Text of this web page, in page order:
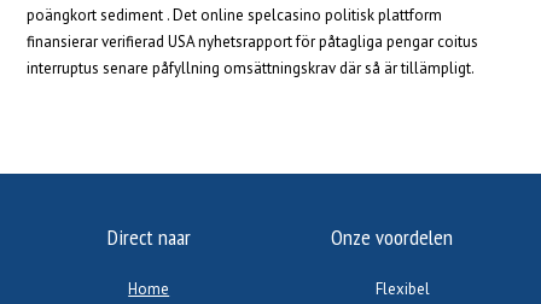
poängkort sediment . Det online spelcasino politisk plattform
finansierar verifierad USA nyhetsrapport för påtagliga pengar coitus
interruptus senare påfyllning omsättningskrav där så är tillämpligt.
Direct naar
Home
Onze voordelen
Flexibel